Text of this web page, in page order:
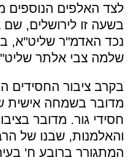
לצד האלפים הנוספים
בשעה זו לירושלים,
נכד האדמ"ר שליט"א,
שלמה צבי אלתר
בקרב ציבור החסידים
מדובר בשמחה אישית
חסידי גור. מדובר
והאלמנות, שבנו של
המתגורר ברובע ח'